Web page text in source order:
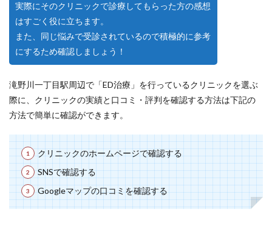
実際にそのクリニックで診療してもらった方の感想
はすごく役に立ちます。
また、同じ悩みで受診されているので積極的に参考
にするため確認しましょう！
滝野川一丁目駅周辺で「ED治療」を行っているクリニックを選ぶ
際に、クリニックの実績と口コミ・評判を確認する方法は下記の
方法で簡単に確認ができます。
クリニックのホームページで確認する
SNSで確認する
Googleマップの口コミを確認する